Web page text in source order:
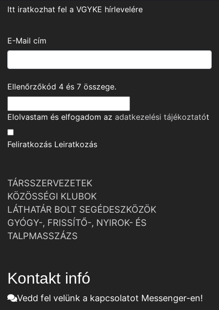
Itt iratkozhat fel a VGYKE hírlevelére
E-Mail cím
Ellenőrzőkód 4 és 7 összege.
Elolvastam és elfogadom az adatkezelési tájékoztatót
Feliratkozás Leiratkozás
TÁRSSZERVEZETEK
KÖZÖSSÉGI KLUBOK
LÁTHATÁR BOLT SEGÉDESZKÖZÖK
GYÓGY-, FRISSÍTŐ-, NYIROK- ÉS
TALPMASSZÁZS
Kontakt infó
Vedd fel velünk a kapcsolatot Messenger-en!